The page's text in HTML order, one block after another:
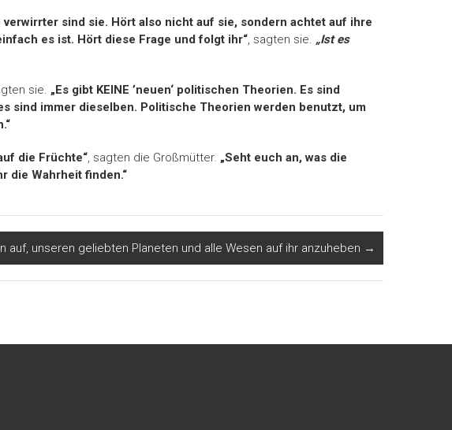
sind sie. Hört also nicht auf sie, sondern achtet auf ihre
es ist. Hört diese Frage und folgt ihr“, sagten sie. „Ist es
sie. „Es gibt KEINE ’neuen‘ politischen Theorien. Es sind
sind immer dieselben. Politische Theorien werden benutzt, um
die Früchte“, sagten die Großmütter. „Seht euch an, was die
die Wahrheit finden.“
auf, unseren geliebten Planeten und alle Wesen auf ihr anzuheben →